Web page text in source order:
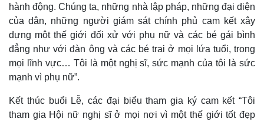
hành động. Chúng ta, những nhà lập pháp, những đại diện
của dân, những người giám sát chính phủ cam kết xây
dựng một thế giới đối xử với phụ nữ và các bé gái bình
đẳng như với đàn ông và các bé trai ở mọi lứa tuổi, trong
mọi lĩnh vực… Tôi là một nghị sĩ, sức mạnh của tôi là sức
mạnh vì phụ nữ”.
Kết thúc buổi Lễ, các đại biểu tham gia ký cam kết “Tôi
tham gia Hội nữ nghị sĩ ở mọi nơi vì một thế giới tốt đẹp